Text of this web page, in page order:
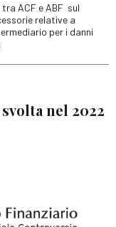
ACF e ABF sul
relative a
per i danni
nel 2022